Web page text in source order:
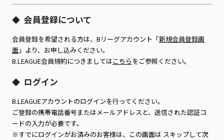
◆ 会員登録について
会員登録を希望される方は、Bリーグアカウント「新規会員登録画
面 」より、お申し込みください。
B.LEAGUE会員規約につきましてはこちらをご参照ください。
◆ ログイン
B.LEAGUEアカウントのログインを行ってください。
ご登録の携帯電話番号またはメールアドレスと、送信された認証コ
ードの入力が必要です。
※すでにログインがお済みのお客様は、この画面は スキップして次